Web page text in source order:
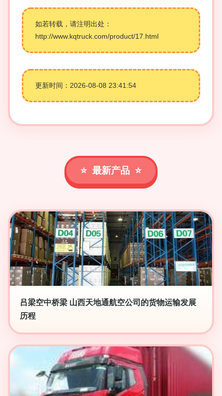
如若转载，请注明出处：
http://www.kqtruck.com/product/17.html
更新时间：2026-08-08 23:41:54
最新产品
吕梁空中桥梁 山西天地通航空公司的货物运输发展
历程